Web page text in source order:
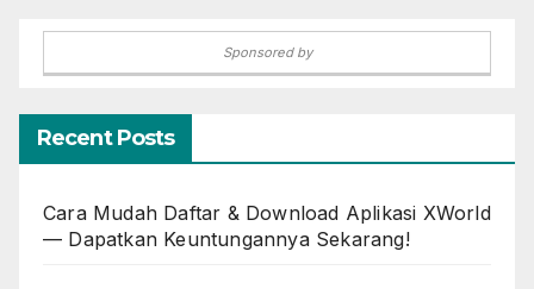
Sponsored by
Recent Posts
Cara Mudah Daftar & Download Aplikasi XWorld
— Dapatkan Keuntungannya Sekarang!